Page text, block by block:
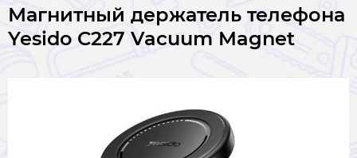
Магнитный держатель телефона
Yesido C227 Vacuum Magnet